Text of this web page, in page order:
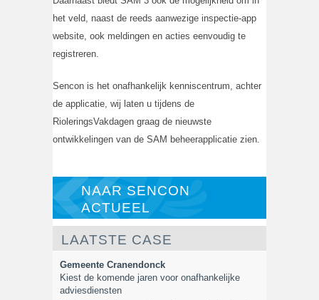
het veld, naast de reeds aanwezige inspectie-app
website, ook meldingen en acties eenvoudig te
registreren.
Sencon is het onafhankelijk kenniscentrum, achter
de applicatie, wij laten u tijdens de
RioleringsVakdagen graag de nieuwste
ontwikkelingen van de SAM beheerapplicatie zien.
NAAR SENCON
ACTUEEL
LAATSTE CASE
Gemeente Cranendonck
Kiest de komende jaren voor onafhankelijke
adviesdiensten